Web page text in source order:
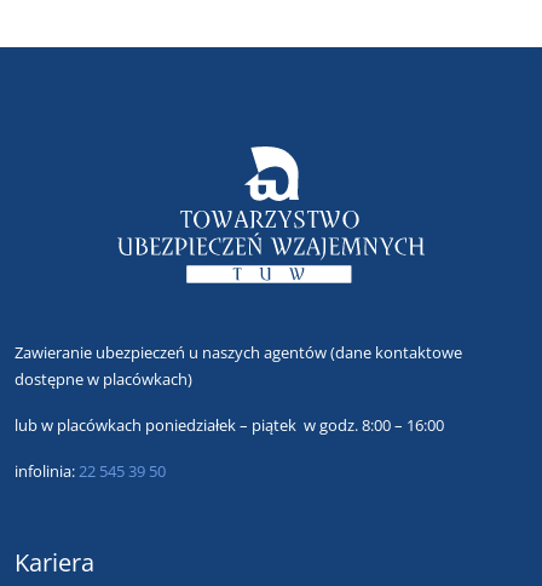
Zawieranie ubezpieczeń u naszych agentów(dane kontaktowe
dostępne w placówkach)
lubw placówkach poniedziałek – piątek w godz. 8:00 – 16:00
infolinia:22 545 39 50
Kariera